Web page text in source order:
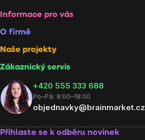
Informace pro vás
O firmě
Naše projekty
Zákaznický servis
‭+420 555 333 688
Po–Pá: 8:00–18:00
objednavky@brainmarket.cz
Přihlaste se k odběru novinek